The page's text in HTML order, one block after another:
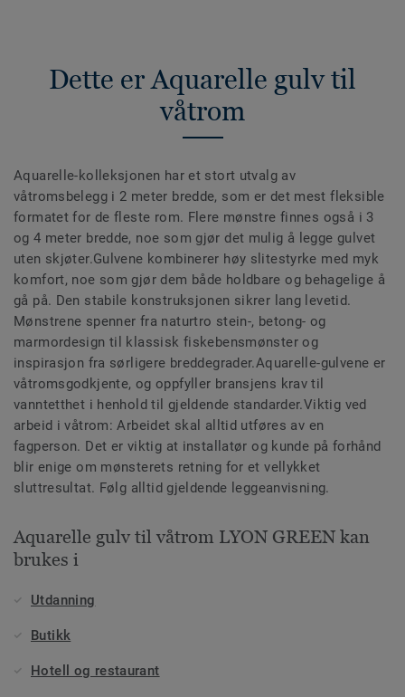
Dette er Aquarelle gulv til
våtrom
Aquarelle-kolleksjonen har et stort utvalg av
våtromsbelegg i 2 meter bredde, som er det mest fleksible
formatet for de fleste rom. Flere mønstre finnes også i 3
og 4 meter bredde, noe som gjør det mulig å legge gulvet
uten skjøter.Gulvene kombinerer høy slitestyrke med myk
komfort, noe som gjør dem både holdbare og behagelige å
gå på. Den stabile konstruksjonen sikrer lang levetid.
Mønstrene spenner fra naturtro stein-, betong- og
marmordesign til klassisk fiskebensmønster og
inspirasjon fra sørligere breddegrader.Aquarelle-gulvene er
våtromsgodkjente, og oppfyller bransjens krav til
vanntetthet i henhold til gjeldende standarder.Viktig ved
arbeid i våtrom: Arbeidet skal alltid utføres av en
fagperson. Det er viktig at installatør og kunde på forhånd
blir enige om mønsterets retning for et vellykket
sluttresultat. Følg alltid gjeldende leggeanvisning.
Aquarelle gulv til våtrom LYON GREEN kan
brukes i
Utdanning
Butikk
Hotell og restaurant